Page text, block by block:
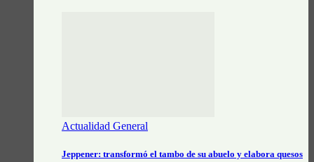
Actualidad General
Jeppener: transformó el tambo de su abuelo y elabora quesos